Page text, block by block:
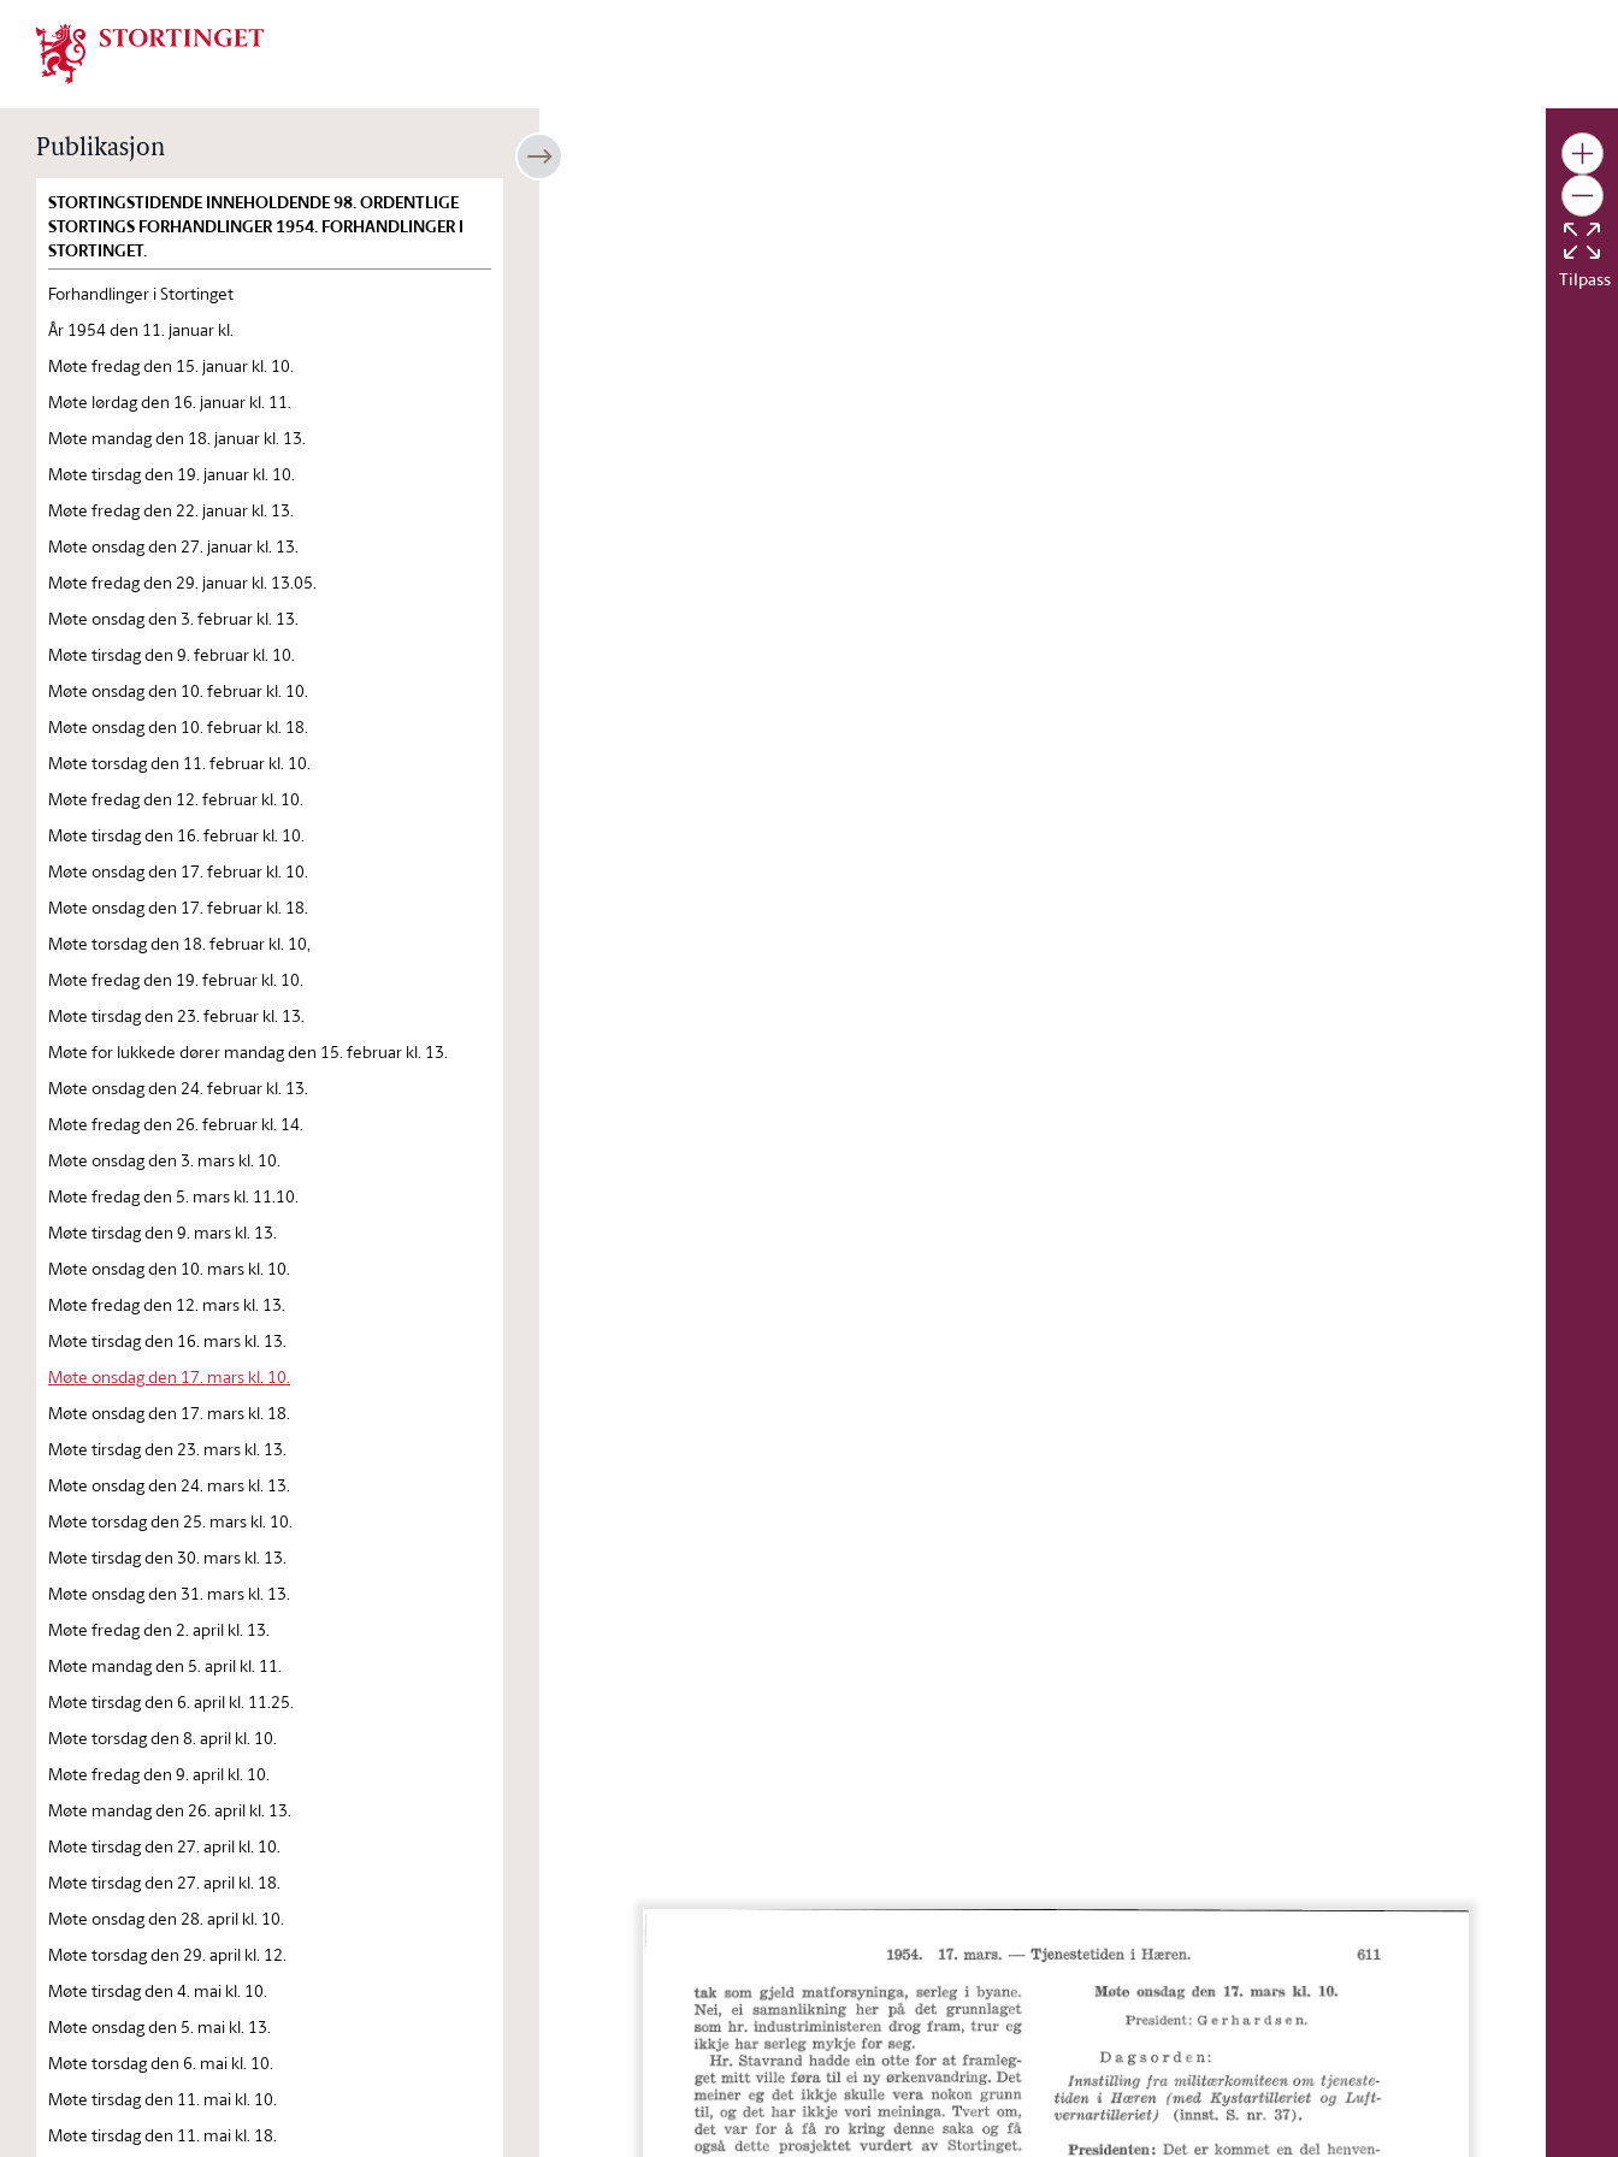
Stortinget.no
Publikasjon
STORTINGSTIDENDE INNEHOLDENDE 98. ORDENTLIGE
STORTINGS FORHANDLINGER 1954. FORHANDLINGER I
STORTINGET.
Forhandlinger i Stortinget
År 1954 den 11. januar kl.
Møte fredag den 15. januar kl. 10.
Møte lørdag den 16. januar kl. 11.
Møte mandag den 18. januar kl. 13.
Møte tirsdag den 19. januar kl. 10.
Møte fredag den 22. januar kl. 13.
Møte onsdag den 27. januar kl. 13.
Møte fredag den 29. januar kl. 13.05.
Møte onsdag den 3. februar kl. 13.
Møte tirsdag den 9. februar kl. 10.
Møte onsdag den 10. februar kl. 10.
Møte onsdag den 10. februar kl. 18.
Møte torsdag den 11. februar kl. 10.
Møte fredag den 12. februar kl. 10.
Møte tirsdag den 16. februar kl. 10.
Møte onsdag den 17. februar kl. 10.
Møte onsdag den 17. februar kl. 18.
Møte torsdag den 18. februar kl. 10,
Møte fredag den 19. februar kl. 10.
Møte tirsdag den 23. februar kl. 13.
Møte for lukkede dører mandag den 15. februar kl. 13.
Møte onsdag den 24. februar kl. 13.
Møte fredag den 26. februar kl. 14.
Møte onsdag den 3. mars kl. 10.
Møte fredag den 5. mars kl. 11.10.
Møte tirsdag den 9. mars kl. 13.
Møte onsdag den 10. mars kl. 10.
Møte fredag den 12. mars kl. 13.
Møte tirsdag den 16. mars kl. 13.
Møte onsdag den 17. mars kl. 10.
Møte onsdag den 17. mars kl. 18.
Møte tirsdag den 23. mars kl. 13.
Møte onsdag den 24. mars kl. 13.
Møte torsdag den 25. mars kl. 10.
Møte tirsdag den 30. mars kl. 13.
Møte onsdag den 31. mars kl. 13.
Møte fredag den 2. april kl. 13.
Møte mandag den 5. april kl. 11.
Møte tirsdag den 6. april kl. 11.25.
Møte torsdag den 8. april kl. 10.
Møte fredag den 9. april kl. 10.
Møte mandag den 26. april kl. 13.
Møte tirsdag den 27. april kl. 10.
Møte tirsdag den 27. april kl. 18.
Møte onsdag den 28. april kl. 10.
Møte torsdag den 29. april kl. 12.
Møte tirsdag den 4. mai kl. 10.
Møte onsdag den 5. mai kl. 13.
Møte torsdag den 6. mai kl. 10.
Møte tirsdag den 11. mai kl. 10.
Møte tirsdag den 11. mai kl. 18.